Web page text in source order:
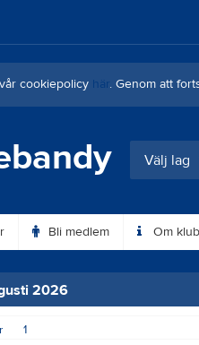
cookiepolicy här. Genom att
Välj lag
Bli medlem Om
2026
1